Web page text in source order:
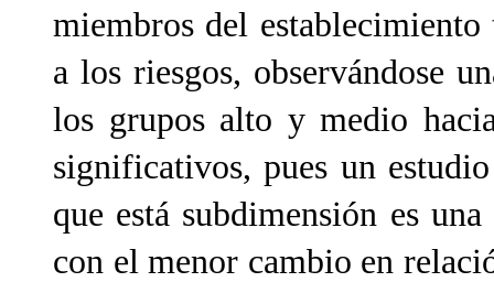
miembros del
a los riesgos, observándose
los grupos alto y medio
significativos, pues un
que está subdimensión es
con el menor cambio en